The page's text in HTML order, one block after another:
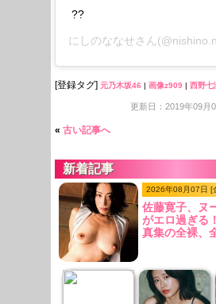
??
にしのななせさん
[登録タグ] 元乃木坂46 | 画像z909 | 西野七
更新日：2019年09月
« 古い記事へ
新着記事
2026年08月07日 [
佐藤寛子、ヌ
がエロ過ぎる
真集の全裸、